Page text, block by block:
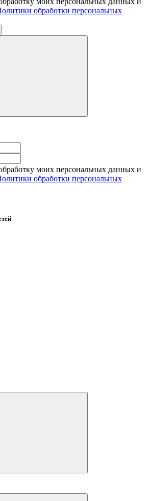
обработки персональных
моих персональных данных и
обработки персональных